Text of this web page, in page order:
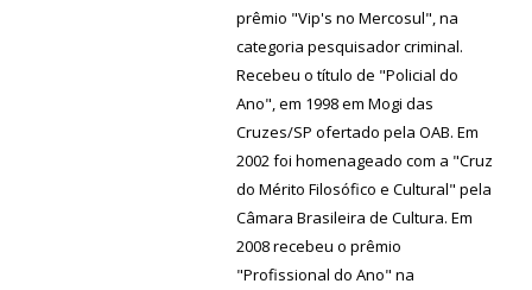
prêmio "Vip's no Mercosul", na
categoria pesquisador criminal.
Recebeu o título de "Policial do
Ano", em 1998 em Mogi das
Cruzes/SP ofertado pela OAB. Em
2002 foi homenageado com a "Cruz
do Mérito Filosófico e Cultural" pela
Câmara Brasileira de Cultura. Em
2008 recebeu o prêmio
"Profissional do Ano" na